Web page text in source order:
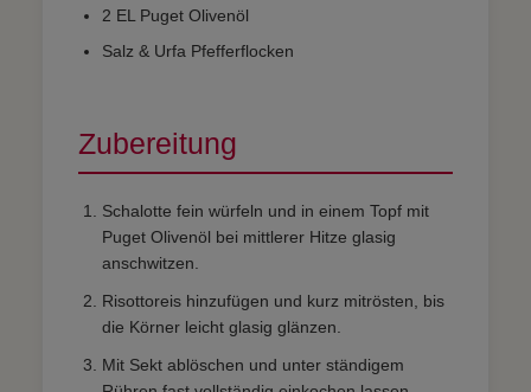
2 EL Puget Olivenöl
Salz & Urfa Pfefferflocken
Zubereitung
Schalotte fein würfeln und in einem Topf mit
Puget Olivenöl bei mittlerer Hitze glasig
anschwitzen.
Risottoreis hinzufügen und kurz mitrösten, bis
die Körner leicht glasig glänzen.
Mit Sekt ablöschen und unter ständigem